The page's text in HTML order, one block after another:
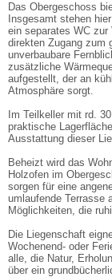
Das Obergeschoss
Insgesamt stehen
ein separates WC zur
direkten Zugang zum
unverbaubare
zusätzliche
aufgestellt, der an
Atmosphäre sorgt.
Im Teilkeller mit rd.
praktische
Ausstattung dieser
Beheizt wird das
Holzofen im
sorgen für eine
umlaufende Terrasse
Möglichkeiten, die
Die Liegenschaft
Wochenend- oder
alle, die Natur,
über ein